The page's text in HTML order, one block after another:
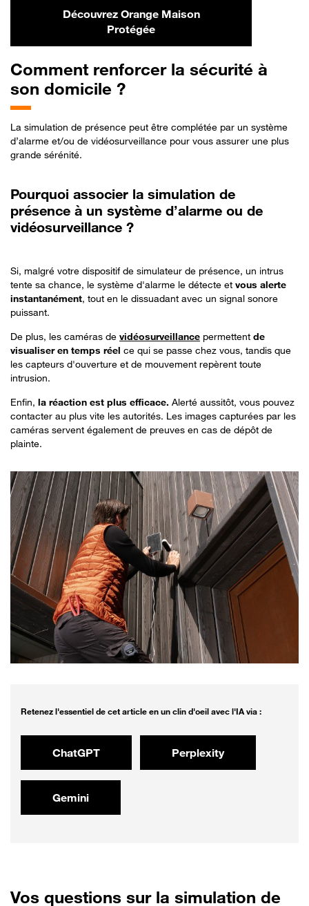
Découvrez Orange Maison
Protégée
Commentrenforcer la sécurité à
son domicile ?
La simulation de présence peut être complétée par un système
d’alarme et/ou de vidéosurveillance pour vous assurer une plus
grande sérénité.
Pourquoi associer la simulation de
présence à un système d’alarme ou de
vidéosurveillance ?
Si, malgré votre dispositif de simulateur de présence, un intrus
tente sa chance, le système d'alarme le détecte et vous alerte
instantanément, tout en le dissuadant avec un signal sonore
puissant.
De plus, les caméras de vidéosurveillance permettent de
visualiser en temps réel ce qui se passe chez vous, tandis que
les capteurs d'ouverture et de mouvement repèrent toute
intrusion.
Enfin, la réaction est plus efficace. Alerté aussitôt, vous pouvez
contacter au plus vite les autorités. Les images capturées par les
caméras servent également de preuves en cas de dépôt de
plainte.
Retenez l'essentiel de cet article en un clin d'oeil avec l'IA via :
ChatGPT Perplexity
Gemini
Vos questions sur la simulation de